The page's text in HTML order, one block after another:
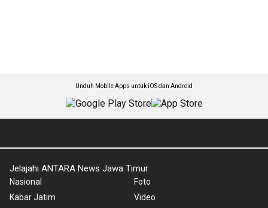
Unduh Mobile Apps untuk iOS dan Android
Jelajahi ANTARA News Jawa Timur
Nasional
Kabar Jatim
Foto
Video